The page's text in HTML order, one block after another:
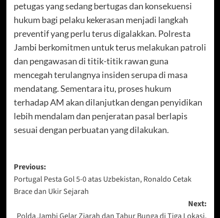
petugas yang sedang bertugas dan konsekuensi
hukum bagi pelaku kekerasan menjadi langkah
preventif yang perlu terus digalakkan. Polresta
Jambi berkomitmen untuk terus melakukan patroli
dan pengawasan di titik-titik rawan guna
mencegah terulangnya insiden serupa di masa
mendatang. Sementara itu, proses hukum
terhadap AM akan dilanjutkan dengan penyidikan
lebih mendalam dan penjeratan pasal berlapis
sesuai dengan perbuatan yang dilakukan.
Post
navigation
Previous:
Portugal Pesta Gol 5-0 atas Uzbekistan, Ronaldo Cetak
Brace dan Ukir Sejarah
Next: